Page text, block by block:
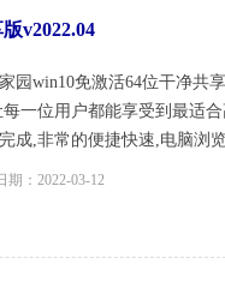
v2022.04
园win10免激活64位干净共
每一位用户都能享受到最适
成,非常的便捷快速,电脑浏
期：2022-03-12